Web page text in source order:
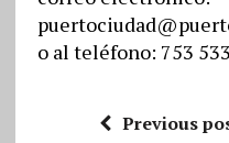
o al teléfono: 753
Previous